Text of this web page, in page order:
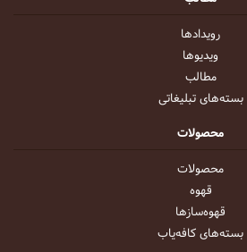
رویداد‌ها
ویدیو‌ها
مطالب
بسته‌های تبلیغاتی
محصولات
محصولات
قهوه
قهوه‌ساز‌ها
بسته‌های کافه‌یاب